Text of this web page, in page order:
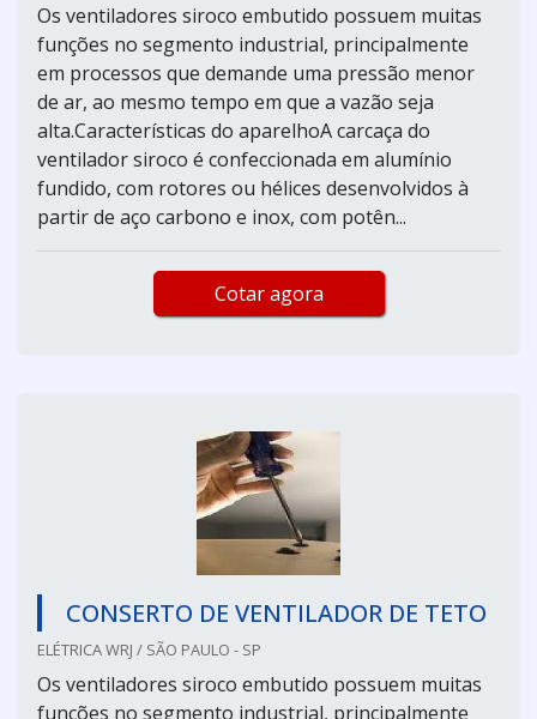
Os ventiladores siroco embutido possuem muitas
funções no segmento industrial, principalmente
em processos que demande uma pressão menor
de ar, ao mesmo tempo em que a vazão seja
alta.Características do aparelhoA carcaça do
ventilador siroco é confeccionada em alumínio
fundido, com rotores ou hélices desenvolvidos à
partir de aço carbono e inox, com potên...
Cotar agora
CONSERTO DE VENTILADOR DE TETO
ELÉTRICA WRJ / SÃO PAULO - SP
Os ventiladores siroco embutido possuem muitas
funções no segmento industrial, principalmente